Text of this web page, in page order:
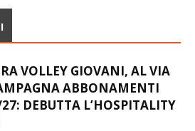
VOLLEY GIOVANI, AL VIA
ABBONAMENTI
DEBUTTA L’HOSPITALITY